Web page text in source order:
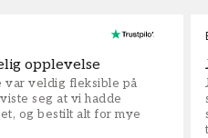
opplevelse
var veldig fleksible på
seg at vi hadde
og bestilt alt for mye